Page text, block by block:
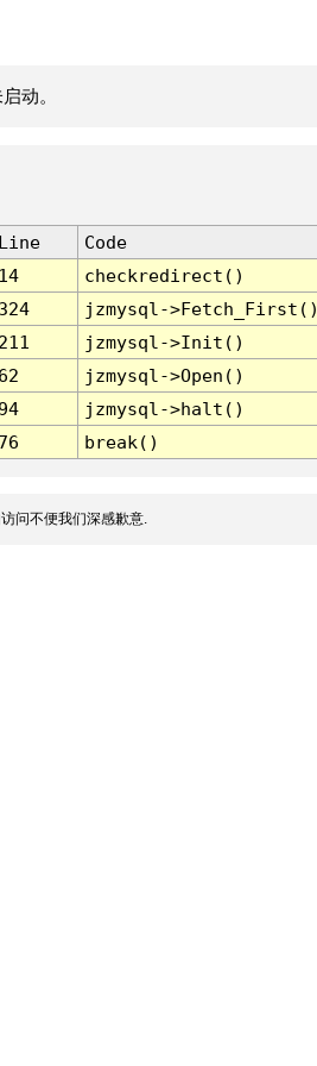
动。
Line
Code
14
checkredirect()
324
jzmysql-
211
jzmysql->Init()
62
jzmysql->Open()
94
jzmysql->halt()
76 break()
问不便我们深感歉意.